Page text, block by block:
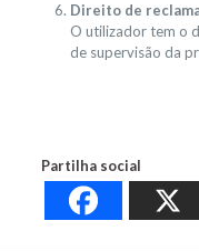
Direito de
O utilizador tem o
de supervisão da
Partilha social